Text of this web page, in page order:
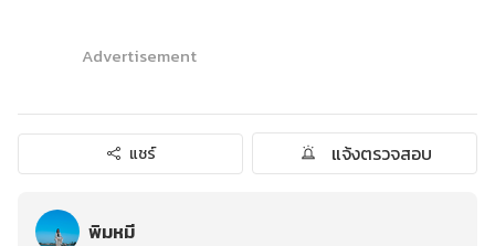
Advertisement
แชร์ แจ้งตรวจสอบ
พิมหมี